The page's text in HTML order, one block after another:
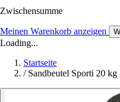
Zwischensumme
Meinen Warenkorb anzeigen
Loading...
Startseite
/ Sandbeutel Sporti 20 kg